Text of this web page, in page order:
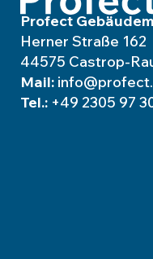
Profect
Herner Straße 162
44575 Castrop-
Mail:
Tel.: +49 2305 97